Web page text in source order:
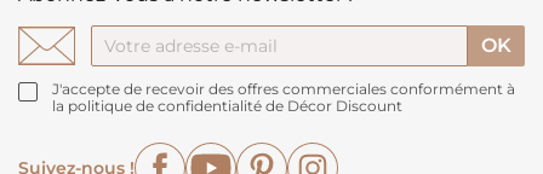
J'accepte de recevoir des offres commerciales conformément à
la politique de confidentialité de Décor Discount
Suivez-nous !
FacebookYouTubePinterest